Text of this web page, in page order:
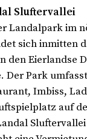
Sluftervallei
Landalpark im
sich inmitten
den Eierlandse
Der Park
Imbiss,
auf